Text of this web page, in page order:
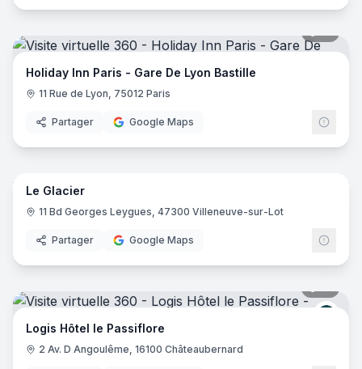
Holiday Inn Paris - Gare De Lyon Bastille
11 Rue de Lyon, 75012 Paris
Partager Google Maps
24
Le Glacier
11 Bd Georges Leygues, 47300 Villeneuve-sur-Lot
Partager Google Maps
Logis Hôtel le Passiflore
2 Av. D Angoulême, 16100 Châteaubernard